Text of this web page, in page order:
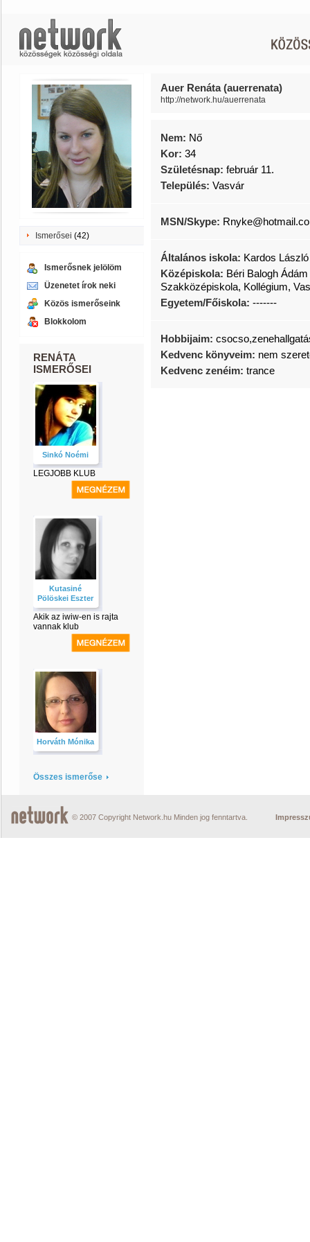
Ismerősei (42)
Ismerősnek jelölöm
Üzenetet írok neki
Közös ismerőseink
Blokkolom
RENÁTA
ISMERŐSEI
Sinkó Noémi
LEGJOBB KLUB
Kutasiné
Pölöskei Eszter
Akik az iwiw-en is rajta
vannak klub
Horváth Mónika
Összes ismerőse
Auer Renáta (auerrenata)
http://network.hu/auerrenata
Nem: Nő
Kor: 34
Születésnap: február 11.
Település: Vasvár
MSN/Skype:
Általános iskola: Kardos
Középiskola: Béri Balogh
Szakközépiskola, Kollégium,
Egyetem/Főiskola: -------
Hobbijaim:
Kedvenc könyveim: nem
Kedvenc zenéim: trance
© 2007 Copyright Network.hu Minden jog fenntartva.